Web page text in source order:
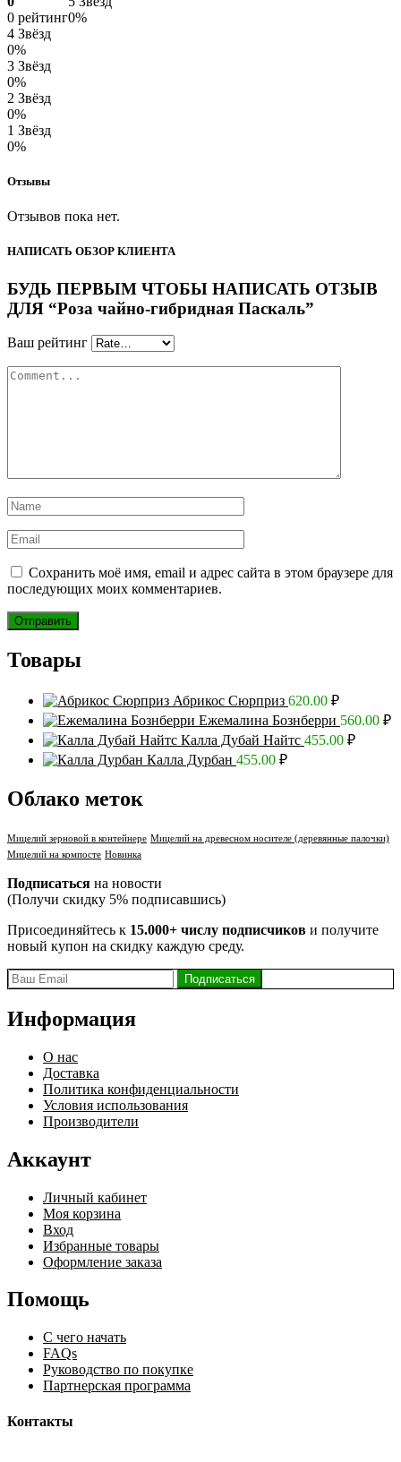
0 рейтинг0%
4 Звёзд
0%
3 Звёзд
0%
2 Звёзд
0%
1 Звёзд
0%
Отзывы
Отзывов пока нет.
НАПИСАТЬ ОБЗОР КЛИЕНТА
БУДЬ ПЕРВЫМ ЧТОБЫ НАПИСАТЬ ОТЗЫВ
ДЛЯ “Роза чайно-гибридная Паскаль”
Ваш рейтинг
Сохранить моё имя, email и адрес сайта в этом браузере для
последующих моих комментариев.
Товары
Абрикос Сюрприз 620.00 ₽
Ежемалина Бознберри 560.00 ₽
Калла Дубай Найтс 455.00 ₽
Калла Дурбан 455.00 ₽
Облако меток
Мицелий зерновой в контейнере Мицелий на древесном носителе (деревянные палочки)
Мицелий на компосте Новинка
Подписаться на новости
(Получи скидку 5% подписавшись)
Присоединяйтесь к 15.000+ числу подписчиков и получите
новый купон на скидку каждую среду.
Информация
О нас
Доставка
Политика конфиденциальности
Условия использования
Производители
Аккаунт
Личный кабинет
Моя корзина
Вход
Избранные товары
Оформление заказа
Помощь
С чего начать
FAQs
Руководство по покупке
Партнерская программа
Контакты